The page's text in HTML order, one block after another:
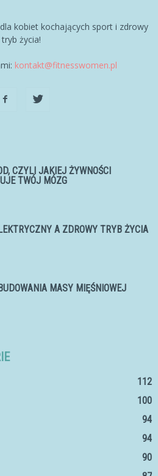
kobiet kochających sport i zdrowy
tryb życia!
kontakt@fitnesswomen.pl
CZYLI JAKIEJ ŻYWNOŚCI
TWÓJ MÓZG
A ZDROWY TRYB ŻYCIA
MASY MIĘŚNIOWEJ
112
100
94
94
90